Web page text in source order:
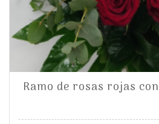
Ramo de rosas rojas